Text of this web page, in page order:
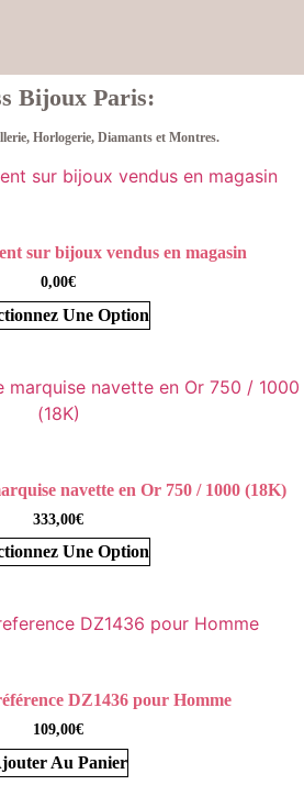
Bijoux Paris:
Horlogerie, Diamants et Montres.
sur bijoux vendus en magasin
0,00€
Une Option
navette en Or 750 / 1000 (18K)
333,00€
Une Option
DZ1436 pour Homme
109,00€
Au Panier